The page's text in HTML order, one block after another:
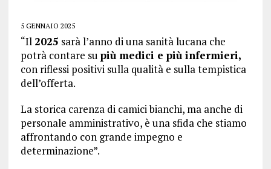
5 GENNAIO 2025
“Il 2025 sarà l’anno di una sanità lucana che
potrà contare su più medici e più infermieri,
con riflessi positivi sulla qualità e sulla tempistica
dell’offerta.
La storica carenza di camici bianchi, ma anche di
personale amministrativo, è una sfida che stiamo
affrontando con grande impegno e
determinazione”.